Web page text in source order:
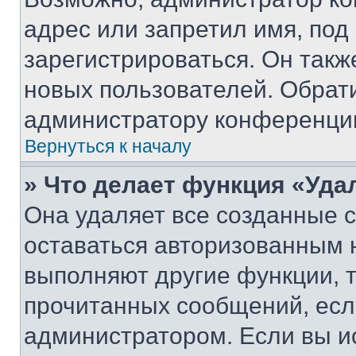
адрес или запретил имя,
зарегистрироваться. Он
новых пользователей.
администратору
Вернуться к началу
» Что делает функция
Она удаляет все созданные
оставаться
выполняют другие функции,
прочитанных сообщений,
администратором. Если вы